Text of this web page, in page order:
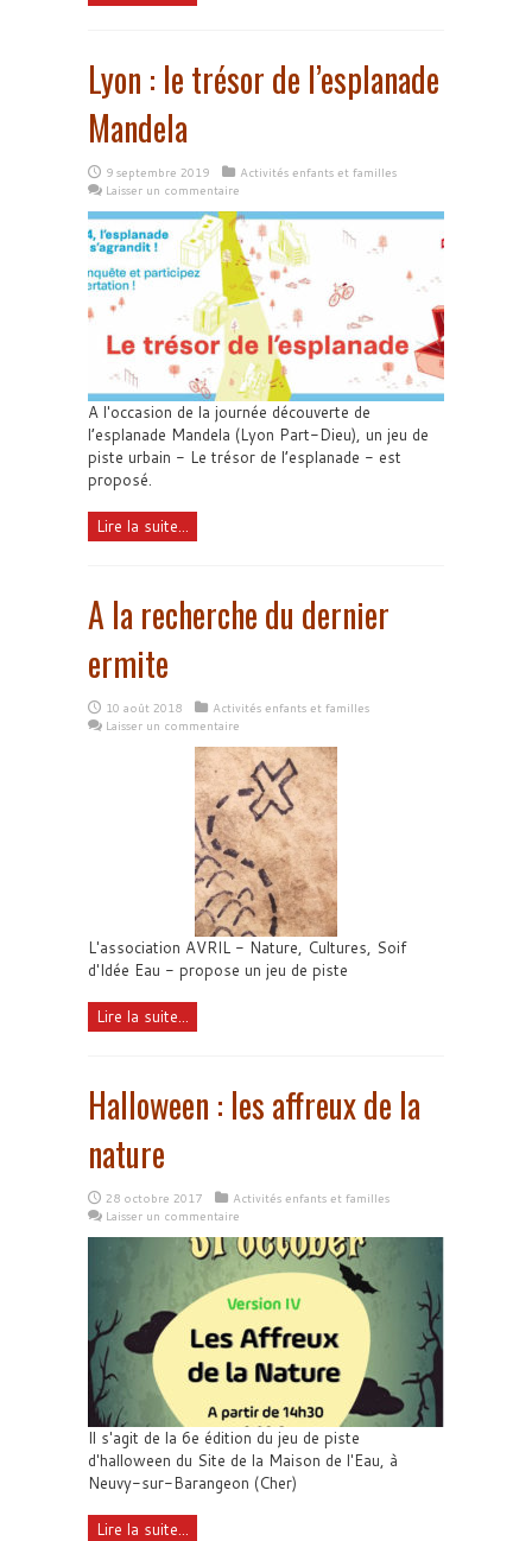
Lyon : le trésor de l’esplanade
Mandela
9 septembre 2019
Activités enfants et familles
Laisser un commentaire
A l'occasion de la journée découverte de
l’esplanade Mandela (Lyon Part-Dieu), un jeu de
piste urbain - Le trésor de l’esplanade - est
proposé.
Lire la suite...
A la recherche du dernier
ermite
10 août 2018
Activités enfants et familles
Laisser un commentaire
L'association AVRIL - Nature, Cultures, Soif
d'Idée Eau - propose un jeu de piste
Lire la suite...
Halloween : les affreux de la
nature
28 octobre 2017
Activités enfants et familles
Laisser un commentaire
Il s'agit de la 6e édition du jeu de piste
d'halloween du Site de la Maison de l'Eau, à
Neuvy-sur-Barangeon (Cher)
Lire la suite...